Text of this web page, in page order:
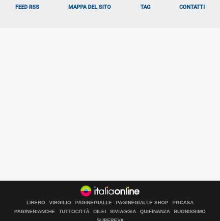
Libero Tecnologia è un prodotto Italiaonline
FEED RSS MAPPA DEL SITO TAG CONTATTI
LIBERO VIRGILIO PAGINEGIALLE PAGINEGIALLE SHOP
PGCASA
PAGINEBIANCHE
TUTTOCITTÀ DILEI SIVIAGGIA QUIFINANZA
BUONISSIMO